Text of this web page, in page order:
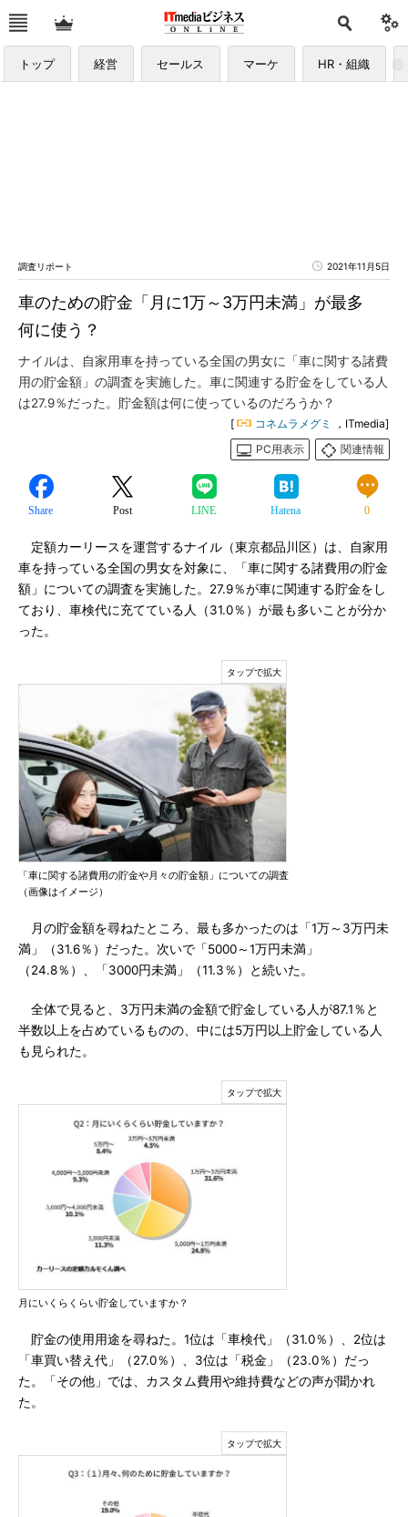
トップ 経営 セールス マーケ HR・組織
調査リポート 2021年11月5日
車のための貯金「月に1万～3万円未満」が最多
何に使う？
ナイルは、自家用車を持っている全国の男女に「車に関する諸費
用の貯金額」の調査を実施した。車に関連する貯金をしている人
は27.9％だった。貯金額は何に使っているのだろうか？
[ コネムラメグミ
，ITmedia]
PC用表示
関連情報
Share Post LINE Hatena 0
定額カーリースを運営するナイル（東京都品川区）は、自家用
車を持っている全国の男女を対象に、「車に関する諸費用の貯金
額」についての調査を実施した。27.9％が車に関連する貯金をし
ており、車検代に充てている人（31.0％）が最も多いことが分か
った。
「車に関する諸費用の貯金や月々の貯金額」についての調査
（画像はイメージ）
月の貯金額を尋ねたところ、最も多かったのは「1万～3万円未
満」（31.6％）だった。次いで「5000～1万円未満」
（24.8％）、「3000円未満」（11.3％）と続いた。
全体で見ると、3万円未満の金額で貯金している人が87.1％と
半数以上を占めているものの、中には5万円以上貯金している人
も見られた。
月にいくらくらい貯金していますか？
貯金の使用用途を尋ねた。1位は「車検代」（31.0％）、2位は
「車買い替え代」（27.0％）、3位は「税金」（23.0％）だっ
た。「その他」では、カスタム費用や維持費などの声が聞かれ
た。